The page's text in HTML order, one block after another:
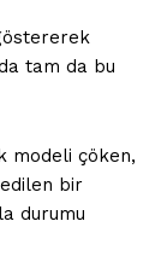
tam da bu
modeli çöken,
bir
durumu